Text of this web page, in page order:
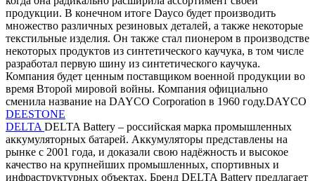
продукции. В конечном итоге Dayco будет производить
множество различных резиновых деталей, а также некоторые
текстильные изделия. Он также стал пионером в производстве
некоторых продуктов из синтетического каучука, в том числе
разработал первую шину из синтетического каучука.
Компания будет ценным поставщиком военной продукции во
время Второй мировой войны. Компания официально
сменила название на DAYCO Corporation в 1960 году.DAYCO
DEESTONE
DELTA DELTA Battery – российская марка промышленных
аккумуляторных батарей. Аккумуляторы представлены на
рынке с 2001 года, и доказали свою надёжность и высокое
качество на крупнейших промышленных, спортивных и
инфраструктурных объектах. Бренд DELTA Battery предлагает